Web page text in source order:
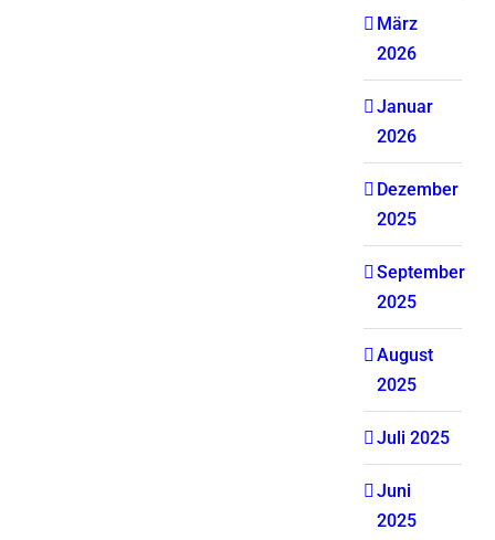
März
2026
Januar
2026
Dezember
2025
September
2025
August
2025
Juli 2025
Juni
2025